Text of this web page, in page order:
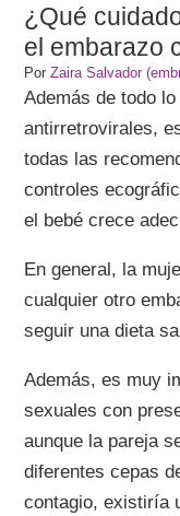
¿Qué
el embarazo
PorZaira Salvador
Además de todo
antirretrovirales,
todas las
controles
el bebé crece
En general, la
cualquier otro
seguir una dieta
Además, es muy
sexuales con
aunque la pareja
diferentes cepas
contagio, existiría